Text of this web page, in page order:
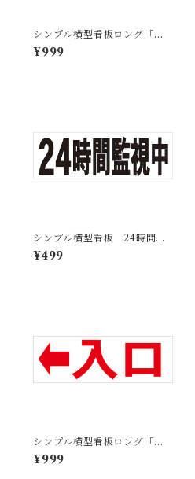
シンプル横型看板ロング「出
口 左矢印(青)」【駐車場】屋
外可
¥999
シンプル横型看板「24時間監
視中(黒)」【防犯・防災】屋外
可
¥499
シンプル横型看板ロング「入
口 左矢印(赤)」【駐車場】屋
外可
¥999